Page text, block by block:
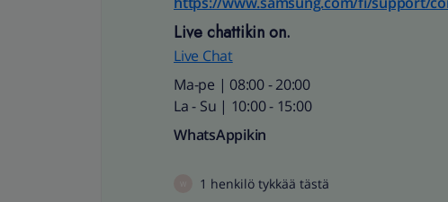
Live chattikin on.
Live Chat
Ma-pe | 08:00 - 20:00
La - Su | 10:00 - 15:00
WhatsAppikin
1 henkilö tykkää tästä